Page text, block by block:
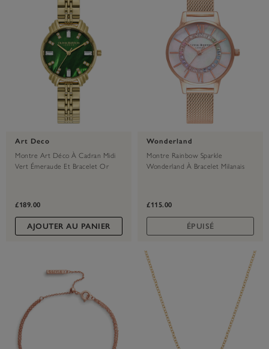
Art Deco
Montre Art Déco À Cadran Midi
Vert Émeraude Et Bracelet Or
£189.00
AJOUTER AU PANIER
Wonderland
Montre Rainbow Sparkle
Wonderland À Bracelet Milanais
£115.00
ÉPUISÉ